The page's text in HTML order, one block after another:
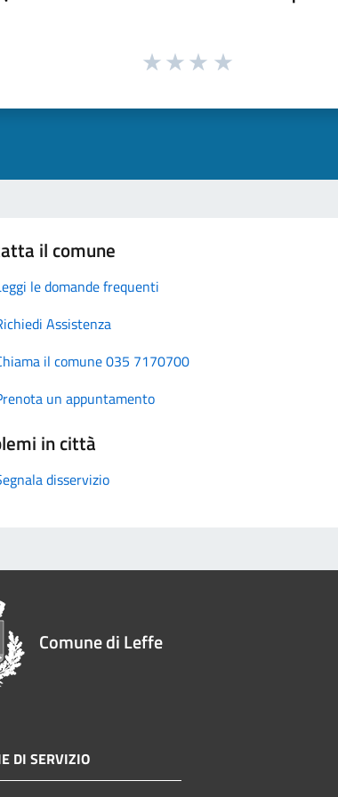
il comune
le domande frequenti
Assistenza
il comune 035 7170700
un appuntamento
in città
disservizio
Comune di Leffe
DI SERVIZIO